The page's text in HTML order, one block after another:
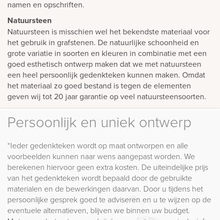
namen en opschriften.
Natuursteen
Natuursteen is misschien wel het bekendste materiaal voor
het gebruik in grafstenen. De natuurlijke schoonheid en
grote variatie in soorten en kleuren in combinatie met een
goed esthetisch ontwerp maken dat we met natuursteen
een heel persoonlijk gedenkteken kunnen maken. Omdat
het materiaal zo goed bestand is tegen de elementen
geven wij tot 20 jaar garantie op veel natuursteensoorten.
Persoonlijk en uniek ontwerp
“Ieder gedenkteken wordt op maat ontworpen en alle
voorbeelden kunnen naar wens aangepast worden. We
berekenen hiervoor geen extra kosten. De uiteindelijke prijs
van het gedenkteken wordt bepaald door de gebruikte
materialen en de bewerkingen daarvan. Door u tijdens het
persoonlijke gesprek goed te adviseren en u te wijzen op de
eventuele alternatieven, blijven we binnen uw budget.